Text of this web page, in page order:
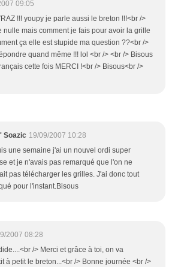
09:05
!!! youpy je parle aussi le breton !!!<br />
nulle mais comment je fais pour avoir la grille
ça elle est stupide ma question ??<br />
quand même !!! lol <br /> <br /> Bisous
cette fois MERCI !<br /> Bisous<br />
Soazic 19/09/2007 10:28
une semaine j'ai un nouvel ordi super
et je n'avais pas remarqué que l'on ne
pas télécharger les grilles. J'ai donc tout
pour l'instant.Bisous
2007 08:28
/> Merci et grâce à toi, on va
à petit le breton...<br /> Bonne journée <br />